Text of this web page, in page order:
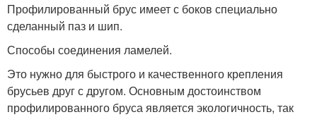
Профилированный брус имеет с боков специально
сделанный паз и шип.
Способы соединения ламелей.
Это нужно для быстрого и качественного крепления
брусьев друг с другом. Основным достоинством
профилированного бруса является экологичность, так